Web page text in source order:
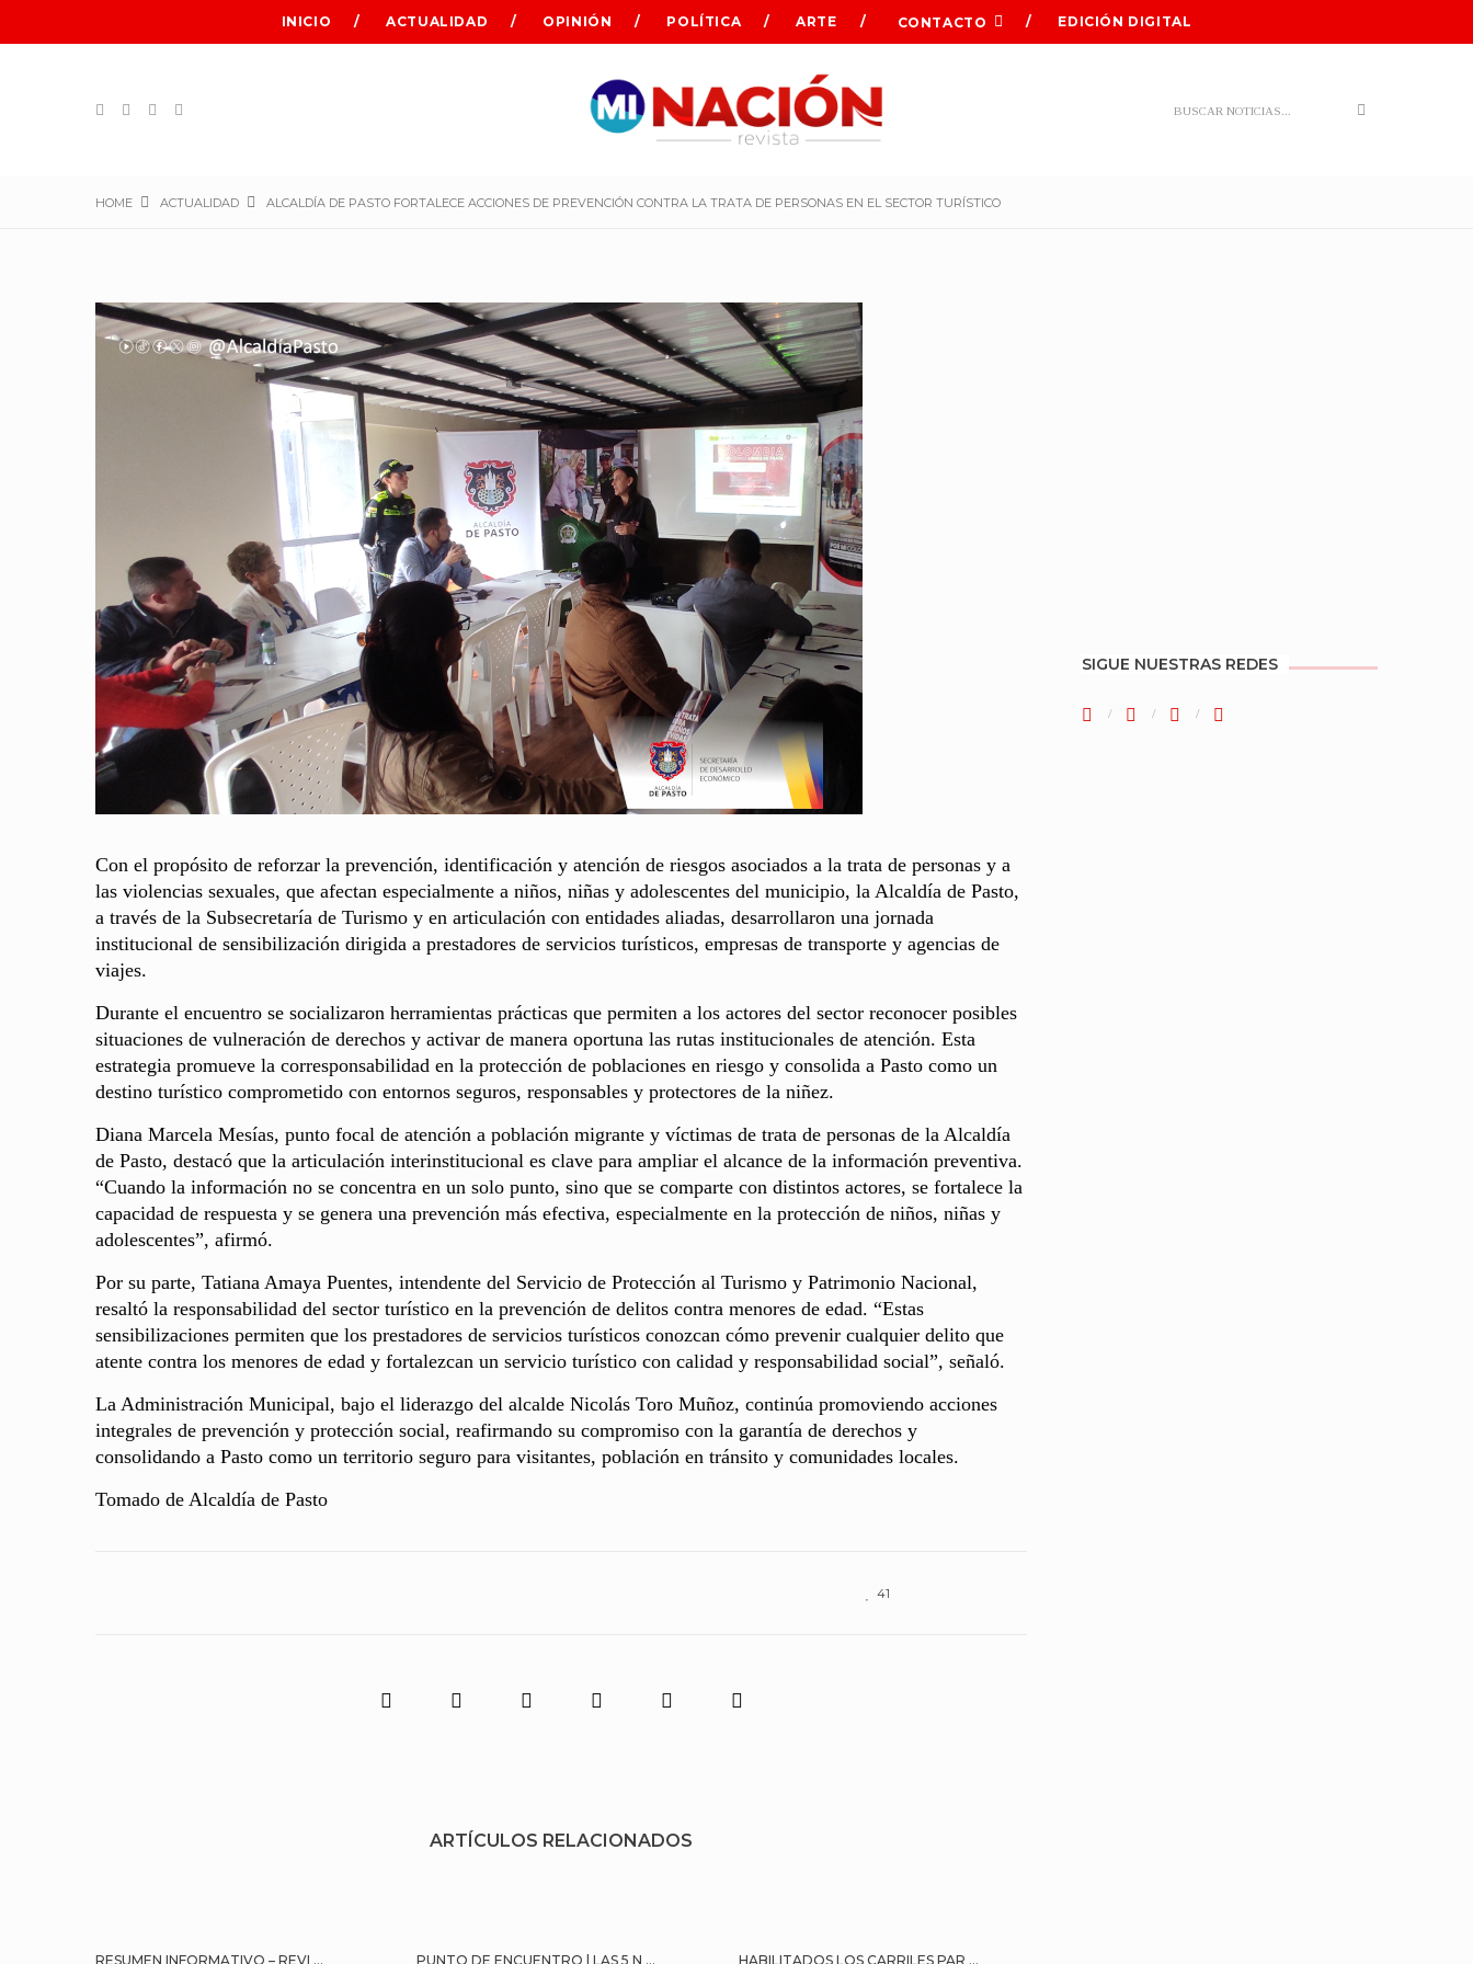
INICIO ACTUALIDAD OPINIÓN POLÍTICA ARTE CONTACTO EDICIÓN DIGITAL
Search
HOME ACTUALIDAD ALCALDÍA DE PASTO FORTALECE ACCIONES DE PREVENCIÓN CONTRA LA TRATA DE PERSONAS EN EL SECTOR TURÍSTICO
Con el propósito de reforzar la prevención, identificación y atención de riesgos asociados a la trata de personas y a
las violencias sexuales, que afectan especialmente a niños, niñas y adolescentes del municipio, la Alcaldía de Pasto,
a través de la Subsecretaría de Turismo y en articulación con entidades aliadas, desarrollaron una jornada
institucional de sensibilización dirigida a prestadores de servicios turísticos, empresas de transporte y agencias de
viajes.
Durante el encuentro se socializaron herramientas prácticas que permiten a los actores del sector reconocer posibles
situaciones de vulneración de derechos y activar de manera oportuna las rutas institucionales de atención. Esta
estrategia promueve la corresponsabilidad en la protección de poblaciones en riesgo y consolida a Pasto como un
destino turístico comprometido con entornos seguros, responsables y protectores de la niñez.
Diana Marcela Mesías, punto focal de atención a población migrante y víctimas de trata de personas de la Alcaldía
de Pasto, destacó que la articulación interinstitucional es clave para ampliar el alcance de la información preventiva.
“Cuando la información no se concentra en un solo punto, sino que se comparte con distintos actores, se fortalece la
capacidad de respuesta y se genera una prevención más efectiva, especialmente en la protección de niños, niñas y
adolescentes”, afirmó.
Por su parte, Tatiana Amaya Puentes, intendente del Servicio de Protección al Turismo y Patrimonio Nacional,
resaltó la responsabilidad del sector turístico en la prevención de delitos contra menores de edad. “Estas
sensibilizaciones permiten que los prestadores de servicios turísticos conozcan cómo prevenir cualquier delito que
atente contra los menores de edad y fortalezcan un servicio turístico con calidad y responsabilidad social”, señaló.
La Administración Municipal, bajo el liderazgo del alcalde Nicolás Toro Muñoz, continúa promoviendo acciones
integrales de prevención y protección social, reafirmando su compromiso con la garantía de derechos y
consolidando a Pasto como un territorio seguro para visitantes, población en tránsito y comunidades locales.
Tomado de Alcaldía de Pasto
41
ARTÍCULOS RELACIONADOS
RESUMEN INFORMATIVO – REVI ... PUNTO DE ENCUENTRO | LAS 5 N ... HABILITADOS LOS CARRILES PAR ...
SIGUE NUESTRAS REDES